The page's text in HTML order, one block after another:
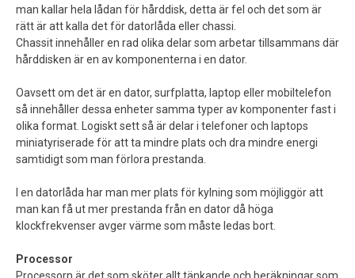
man kallar hela lådan för hårddisk, detta är fel och det som är
rätt är att kalla det för datorlåda eller chassi.
Chassit innehåller en rad olika delar som arbetar tillsammans där
hårddisken är en av komponenterna i en dator.
Oavsett om det är en dator, surfplatta, laptop eller mobiltelefon
så innehåller dessa enheter samma typer av komponenter fast i
olika format. Logiskt sett så är delar i telefoner och laptops
miniatyriserade för att ta mindre plats och dra mindre energi
samtidigt som man förlora prestanda.
I en datorlåda har man mer plats för kylning som möjliggör att
man kan få ut mer prestanda från en dator då höga
klockfrekvenser avger värme som måste ledas bort.
Processor
Processorn är det som sköter allt tänkande och beräkningar som